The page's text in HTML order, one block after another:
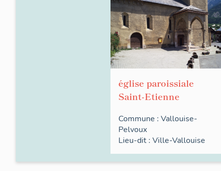
église paroissiale
Saint-Etienne
Commune : Vallouise-
Pelvoux
Lieu-dit : Ville-Vallouise